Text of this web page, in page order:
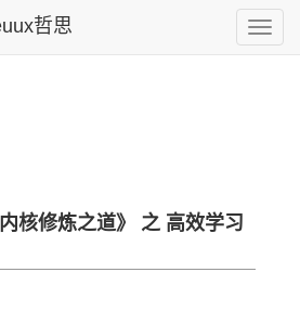
Toggle
哲思
核修炼之道》 之 高效学习